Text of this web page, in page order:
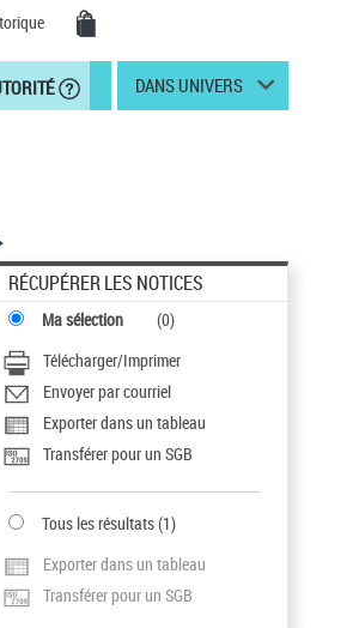
DANS UNIVERS
RÉCUPÉRER LES NOTICES
Ma sélection (0)
Télécharger/Imprimer
Envoyer par courriel
Exporter dans un tableau
Transférer pour un SGB
Tous les résultats(1)
Exporter dans un tableau
Transférer pour un SGB